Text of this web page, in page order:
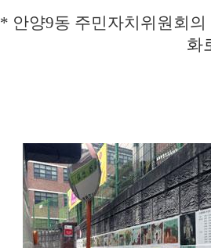
* 안양9동 주민자치위원회
화